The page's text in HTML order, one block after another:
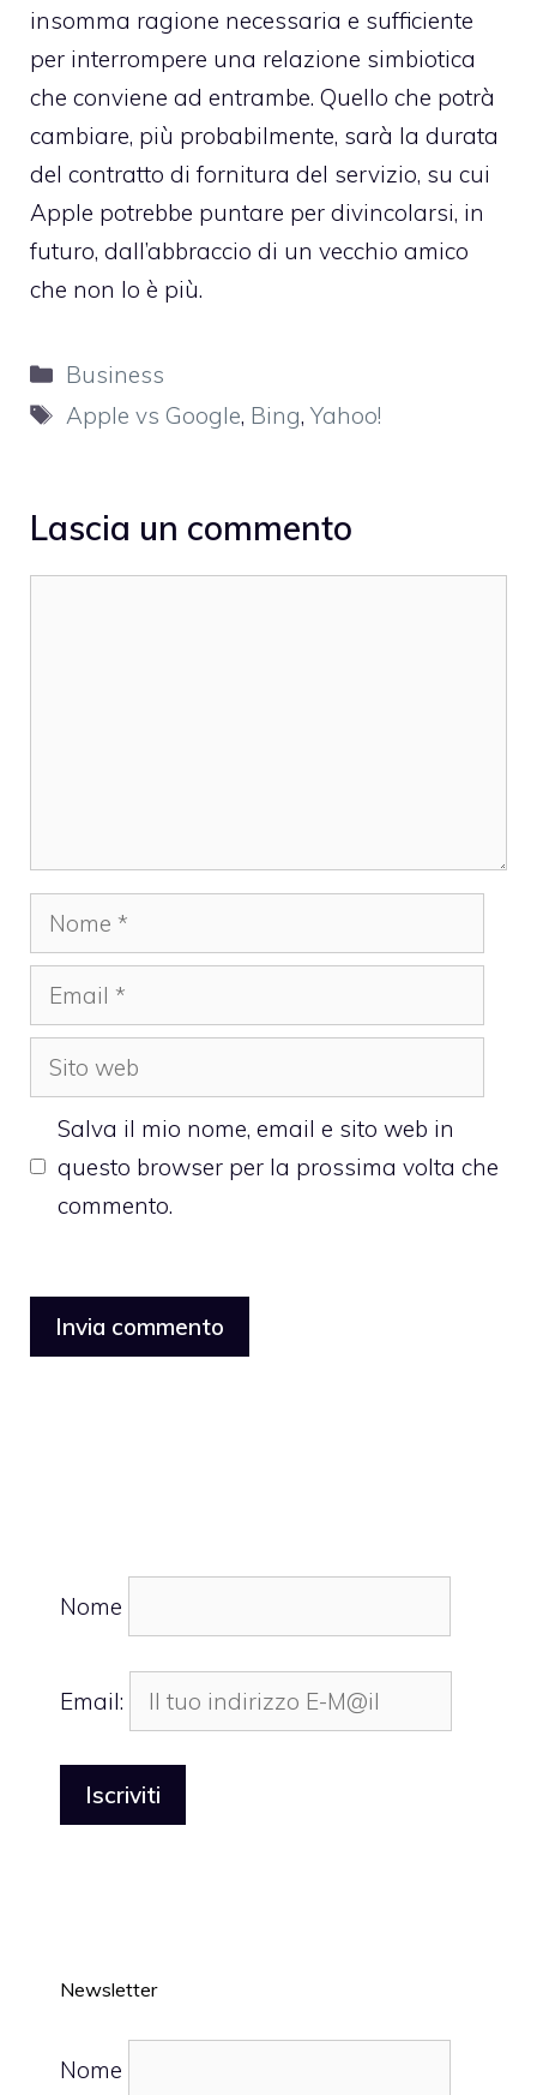
insomma ragione necessaria e sufficiente
per interrompere una relazione simbiotica
che conviene ad entrambe. Quello che potrà
cambiare, più probabilmente, sarà la durata
del contratto di fornitura del servizio, su cui
Apple potrebbe puntare per divincolarsi, in
futuro, dall’abbraccio di un vecchio amico
che non lo è più.
Categorie
Business
Tag
Apple vs Google, Bing,Yahoo!
Lascia un commento
Nome
Email
Sito
web
Salva il mio nome, email e sito web in
questo browser per la prossima volta che
commento.
Nome
Email:
Newsletter
Nome